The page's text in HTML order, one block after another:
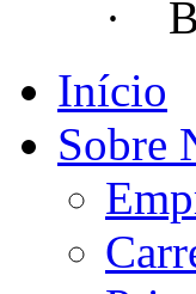
·
Início
Sobre